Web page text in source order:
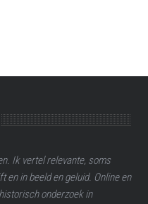
Ik vertel relevante, soms
in beeld en geluid. Online en
onderzoek in